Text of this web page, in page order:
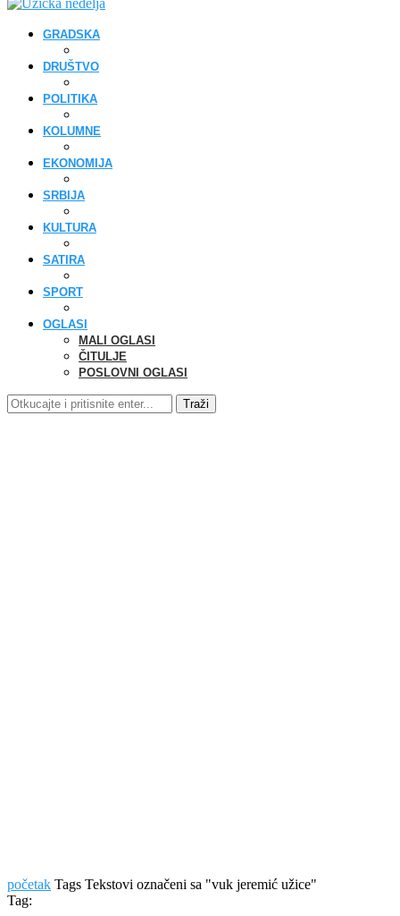
GRADSKA
DRUŠTVO
POLITIKA
KOLUMNE
EKONOMIJA
SRBIJA
KULTURA
SATIRA
SPORT
OGLASI
MALI OGLASI
ČITULJE
POSLOVNI OGLASI
Traži
početak Tags Tekstovi označeni sa "vuk jeremić užice"
Tag: